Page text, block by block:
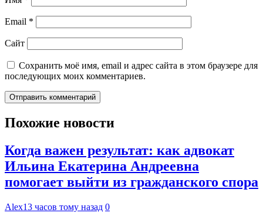
Email *
Сайт
Сохранить моё имя, email и адрес сайта в этом браузере для
последующих моих комментариев.
Похожие новости
Когда важен результат: как адвокат
Ильина Екатерина Андреевна
помогает выйти из гражданского спора
Alex13 часов тому назад 0